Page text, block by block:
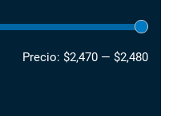
Precio: $2,470 — $2,480